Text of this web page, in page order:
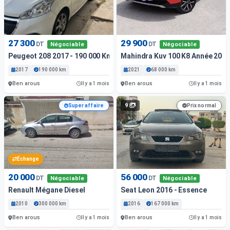
27 300 DT Négociable
Peugeot 208 2017 - 190 000 Km - Essence
2017 190 000 km
Ben arous Il y a 1 mois
29 900 DT Négociable
Mahindra Kuv 100 K8 Année 2021
2021 68 000 km
Ben arous Il y a 1 mois
Échange
Super affaire
20 000 DT Négociable
Renault Mégane Diesel
2010 300 000 km
Ben arous Il y a 1 mois
9 Prix normal
56 000 DT Négociable
Seat Leon 2016 - Essence
2016 167 000 km
Ben arous Il y a 1 mois